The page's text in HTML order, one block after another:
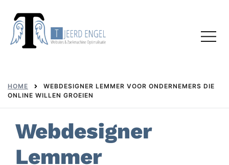
content
menu
HOME
WEBDESIGNER LEMMER VOOR ONDERNEMERS DIE
ONLINE WILLEN GROEIEN
Webdesigner
Lemmer